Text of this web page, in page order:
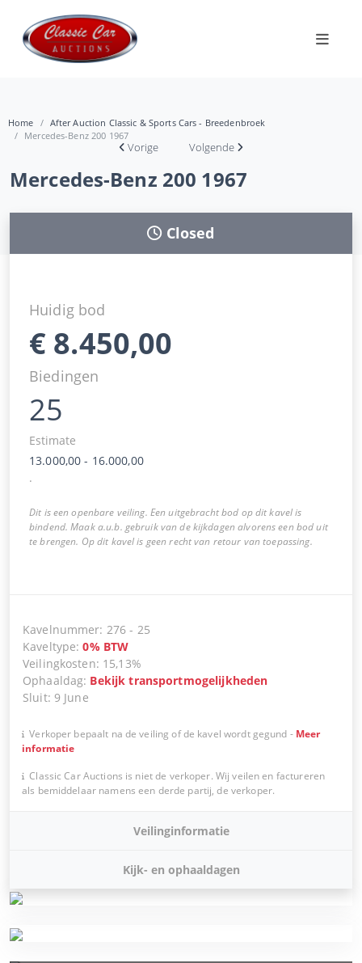
Home
After Auction Classic & Sports Cars - Breedenbroek
Mercedes-Benz 200 1967
Vorige Volgende
Mercedes-Benz 200 1967
Closed
Huidig bod
€ 8.450,00
Biedingen
25
Estimate
13.000,00 - 16.000,00
.
Dit is een openbare veiling. Een uitgebracht bod op dit kavel is
bindend. Maak a.u.b. gebruik van de kijkdagen alvorens een bod uit
te brengen. Op dit kavel is geen recht van retour van toepassing.
Kavelnummer: 276 - 25
Kaveltype:0% BTW
Veilingkosten: 15,13%
Ophaaldag: Bekijk transportmogelijkheden
Sluit: 9 June
Verkoper bepaalt na de veiling of de kavel wordt gegund - Meer
informatie
Classic Car Auctions is niet de verkoper. Wij veilen en factureren
als bemiddelaar namens een derde partij, de verkoper.
Veilinginformatie
Kijk- en ophaaldagen